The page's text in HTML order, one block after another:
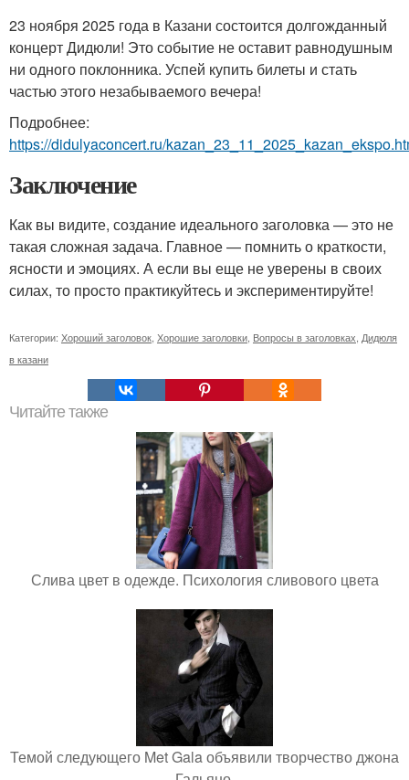
23 ноября 2025 года в Казани состоится долгожданный
концерт Дидюли! Это событие не оставит равнодушным
ни одного поклонника. Успей купить билеты и стать
частью этого незабываемого вечера!
Подробнее:
https://didulyaconcert.ru/
Заключение
Как вы видите, создание идеального заголовка — это не
такая сложная задача. Главное — помнить о краткости,
ясности и эмоциях. А если вы еще не уверены в своих
силах, то просто практикуйтесь и экспериментируйте!
Категории: Хороший заголовок Хорошие заголовки Вопросы в заголовках Дидюля
в казани
Читайте также
Слива цвет в одежде. Психология сливового цвета
Темой следующего Met Gala объявили творчество джона